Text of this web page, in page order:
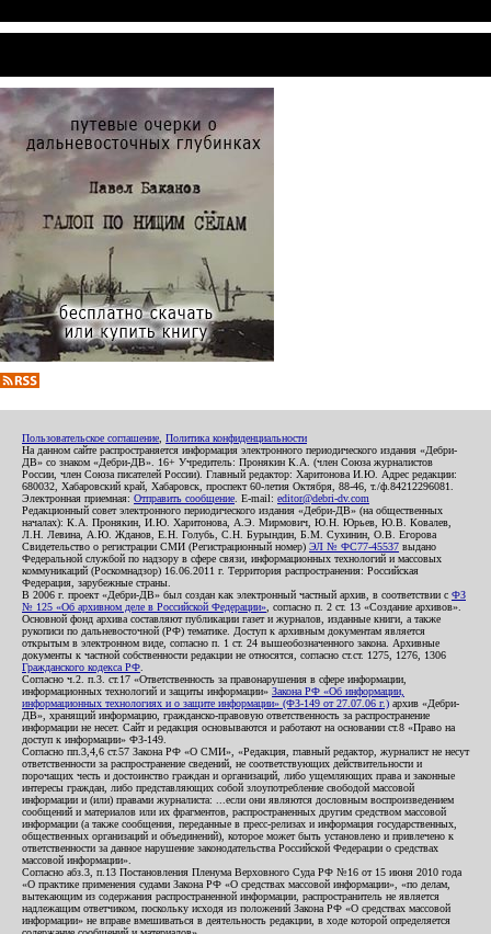
Пользовательское соглашение Политика конфиденциальности
На данном сайте распространяется информация электронного периодического издания «Дебри-
ДВ» со знаком «Дебри-ДВ». 16+ Учредитель: Пронякин К.А. (член Союза журналистов
России, член Союза писателей России). Главный редактор: Харитонова И.Ю. Адрес редакции:
680032, Хабаровский край, Хабаровск, проспект 60-летия Октября, 88-46, т./ф.84212296081.
Электронная приемная: Отправить сообщение . E-mail: editor@debri-dv.com
Редакционный совет электронного периодического издания «Дебри-ДВ» (на общественных
началах): К.А. Пронякин, И.Ю. Харитонова, А.Э. Мирмович, Ю.Н. Юрьев, Ю.В. Ковалев,
Л.Н. Левина, А.Ю. Жданов, Е.Н. Голубь, С.Н. Бурындин, Б.М. Сухинин, О.В. Егорова
Свидетельство о регистрации СМИ (Регистрационный номер) ЭЛ № ФС77-45537 выдано
Федеральной службой по надзору в сфере связи, информационных технологий и массовых
коммуникаций (Роскомнадзор) 16.06.2011 г. Территория распространения: Российская
Федерация, зарубежные страны.
В 2006 г. проект «Дебри-ДВ» был создан как электронный частный архив, в соответствии с ФЗ
№ 125 «Об архивном деле в Российской Федерации» , согласно п. 2 ст. 13 «Создание архивов».
Основной фонд архива составляют публикации газет и журналов, изданные книги, а также
рукописи по дальневосточной (РФ) тематике. Доступ к архивным документам является
открытым в электронном виде, согласно п. 1 ст. 24 вышеобозначенного закона. Архивные
документы к частной собственности редакции не относятся, согласно ст.ст. 1275, 1276, 1306
Гражданского кодекса РФ
Согласно ч.2. п.3. ст.17 «Ответственность за правонарушения в сфере информации,
информационных технологий и защиты информации» Закона РФ «Об информации,
информационных технологиях и о защите информации» (ФЗ-149 от 27.07.06 г.) архив «Дебри-
ДВ», хранящий информацию, гражданско-правовую ответственность за распространение
информации не несет. Сайт и редакция основываются и работают на основании ст.8 «Право на
доступ к информации» ФЗ-149.
Согласно пп.3,4,6 ст.57 Закона РФ «О СМИ», «Редакция, главный редактор, журналист не несут
ответственности за распространение сведений, не соответствующих действительности и
порочащих честь и достоинство граждан и организаций, либо ущемляющих права и законные
интересы граждан, либо представляющих собой злоупотребление свободой массовой
информации и (или) правами журналиста: ...если они являются дословным воспроизведением
сообщений и материалов или их фрагментов, распространенных другим средством массовой
информации (а также сообщения, переданные в пресс-релизах и информация государственных,
общественных организаций и объединений), которое может быть установлено и привлечено к
ответственности за данное нарушение законодательства Российской Федерации о средствах
массовой информации».
Согласно абз.3, п.13 Постановления Пленума Верховного Суда РФ №16 от 15 июня 2010 года
«О практике применения судами Закона РФ «О средствах массовой информации», «по делам,
вытекающим из содержания распространенной информации, распространитель не является
надлежащим ответчиком, поскольку исходя из положений Закона РФ «О средствах массовой
информации» не вправе вмешиваться в деятельность редакции, в ходе которой определяется